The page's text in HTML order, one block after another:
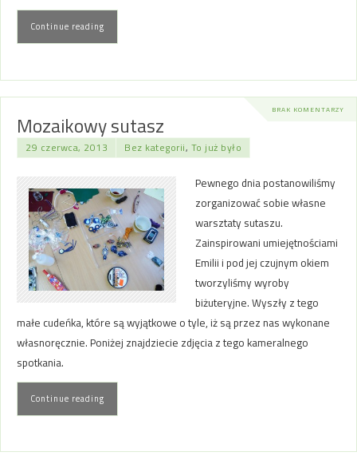
Continue reading
BRAK KOMENTARZY
Mozaikowy sutasz
29 czerwca, 2013 Bez kategorii, To już było
Pewnego dnia postanowiliśmy
zorganizować sobie własne
warsztaty sutaszu.
Zainspirowani umiejętnościami
Emilii i pod jej czujnym okiem
tworzyliśmy wyroby
biżuteryjne. Wyszły z tego
małe cudeńka, które są wyjątkowe o tyle, iż są przez nas wykonane
własnoręcznie. Poniżej znajdziecie zdjęcia z tego kameralnego
spotkania.
Continue reading